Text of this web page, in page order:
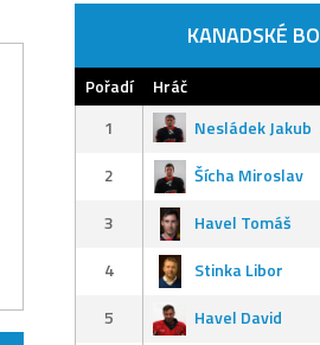
KANADSKÉ
Pořadí Hráč
1
Nesládek Jakub
2
Šícha Miroslav
3
Havel Tomáš
4
Stinka Libor
5
Havel David